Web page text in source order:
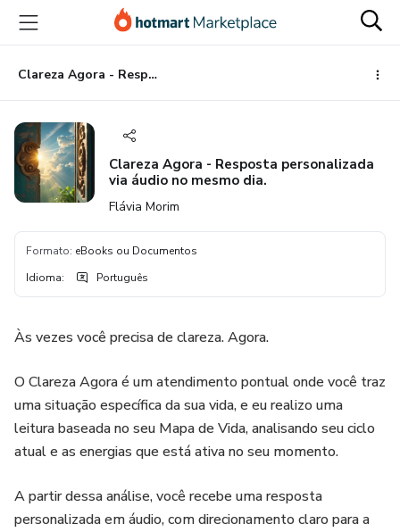
para
conteúdo
principal
para
pagamento
para
rodapé
Clareza Agora - Resposta personalizada via áudio no mesmo dia.
Clareza Agora - Resposta personalizada
via áudio no mesmo dia.
Flávia Morim
Formato: eBooks ou Documentos
Idioma: Português
Às vezes você precisa de clareza. Agora.
O Clareza Agora é um atendimento pontual onde você traz
uma situação específica da sua vida, e eu realizo uma
leitura baseada no seu Mapa de Vida, analisando seu ciclo
atual e as energias que está ativa no seu momento.
A partir dessa análise, você recebe uma resposta
personalizada em áudio, com direcionamento claro para a